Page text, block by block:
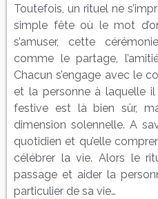
Toutefois, un rituel ne
simple fête où le mot
s’amuser, cette
comme le partage,
Chacun s’engage avec le
et la personne à laquelle
festive est là bien sûr,
dimension solennelle. A
quotidien et qu’elle
célébrer la vie. Alors le
passage et aider la
particulier de sa vie…